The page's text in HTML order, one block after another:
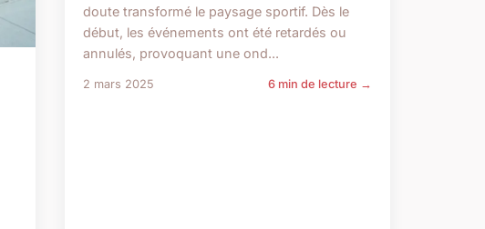
doute transformé le paysage sportif. Dès le
début, les événements ont été retardés ou
annulés, provoquant une ond...
2 mars 2025 6 min de lecture →